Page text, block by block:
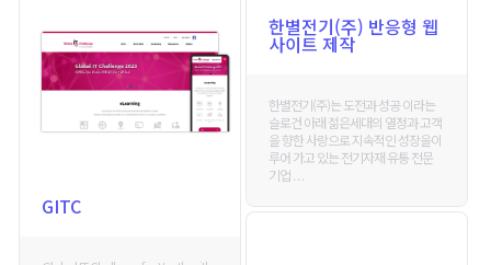
한별전기(주) 반응형 웹
사이트 제작
한별전기(주)는 도전과 성공 이라는
슬로건 아래 젊은세대의 열정과 고객
을 향한 사랑으로 지속적인 성장을이
루어 가고 있는 전기자재 유통 전문
기업 . . .
GITC